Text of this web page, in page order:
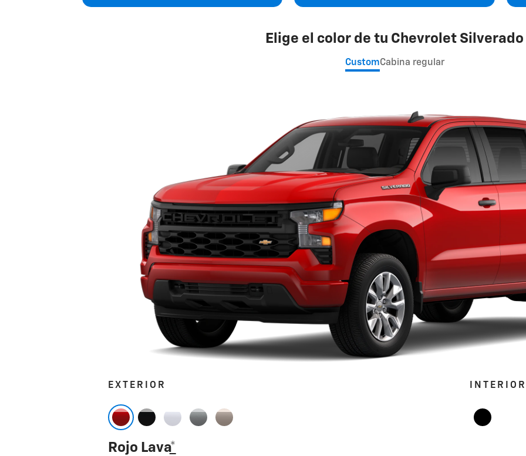
Elige el color de tu Chevrolet Silverado
CustomCabina regular
EXTERIOR INTERIOR
Rojo Lava*